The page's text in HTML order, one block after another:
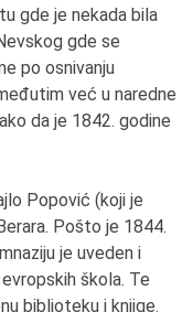
gde je nekada bila
gde se
po osnivanju
već u naredne
da je 1842. godine
Popović (koji je
Pošto je 1844.
je uveden i
škola. Te
biblioteku i knjige.